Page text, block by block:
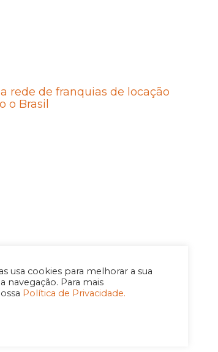
usa cookies para melhorar a sua
navegação. Para mais
Política de Privacidade.
rede de franquias de locação
o Brasil